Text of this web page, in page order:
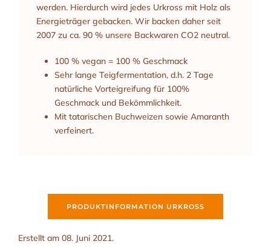
werden. Hierdurch wird jedes Urkross mit Holz als
Energieträger gebacken. Wir backen daher seit
2007 zu ca. 90 % unsere Backwaren CO2 neutral.
100 % vegan = 100 % Geschmack
Sehr lange Teigfermentation, d.h. 2 Tage
natürliche Vorteigreifung für 100%
Geschmack und Bekömmlichkeit.
Mit tatarischen Buchweizen sowie Amaranth
verfeinert.
PRODUKTINFORMATION URKROSS
Erstellt am 08. Juni 2021.